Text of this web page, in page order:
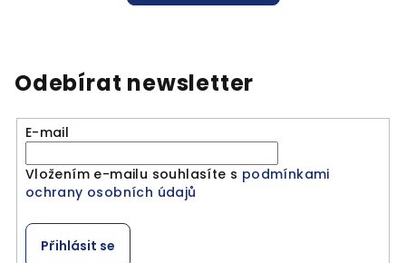
Odebírat newsletter
E-mail
Vložením e-mailu souhlasíte s podmínkami
ochrany osobních údajů
Přihlásit se